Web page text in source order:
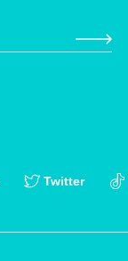
Twitter